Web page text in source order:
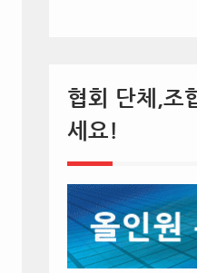
협회 단체,조
세요!